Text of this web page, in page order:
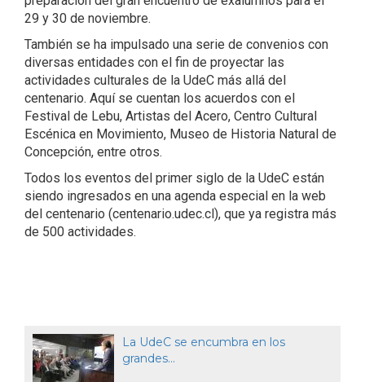
29 y 30 de noviembre.
También se ha impulsado una serie de convenios con
diversas entidades con el fin de proyectar las
actividades culturales de la UdeC más allá del
centenario. Aquí se cuentan los acuerdos con el
Festival de Lebu, Artistas del Acero, Centro Cultural
Escénica en Movimiento, Museo de Historia Natural de
Concepción, entre otros.
Todos los eventos del primer siglo de la UdeC están
siendo ingresados en una agenda especial en la web
del centenario (centenario.udec.cl), que ya registra más
de 500 actividades.
La UdeC se encumbra en los
grandes...